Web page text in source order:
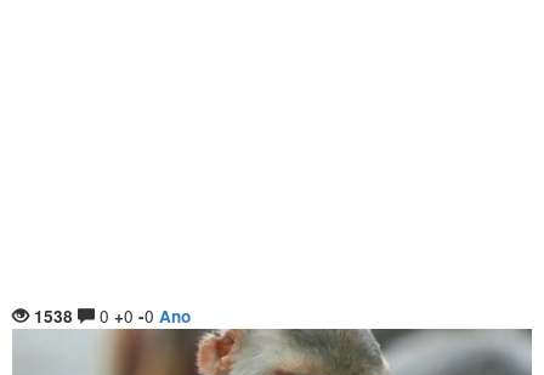
1538 0 +0 -0 Ano